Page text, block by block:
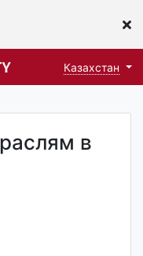
Казахстан
в